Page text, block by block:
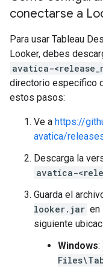
conectarse a
Para usar Tableau
Looker, debes
avatica-
directorio específico
estos pasos:
Ve a https://
avatica/
Descarga la
avatica-
Guarda el
looker.jar en
siguiente
Windows: